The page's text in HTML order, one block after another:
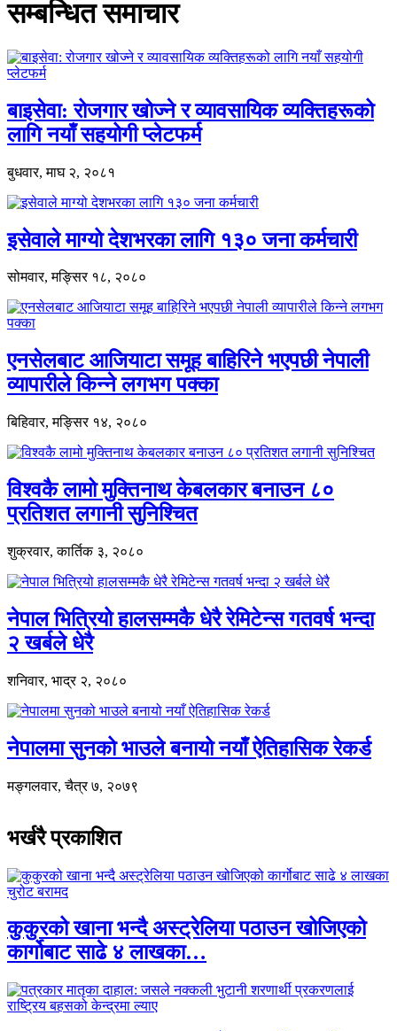
सम्बन्धित समाचार
बाइसेवा: रोजगार खोज्ने र व्यावसायिक व्यक्तिहरूको
लागि नयाँ सहयोगी प्लेटफर्म
बुधवार, माघ २, २०८१
इसेवाले माग्यो देशभरका लागि १३० जना कर्मचारी
सोमवार, मङ्सिर १८, २०८०
एनसेलबाट आजियाटा समूह बाहिरिने भएपछी नेपाली
व्यापारीले किन्ने लगभग पक्का
बिहिवार, मङ्सिर १४, २०८०
विश्वकै लामो मुक्तिनाथ केबलकार बनाउन ८०
प्रतिशत लगानी सुनिश्चित
शुक्रवार, कार्तिक ३, २०८०
नेपाल भित्रियो हालसम्मकै धेरै रेमिटेन्स गतवर्ष भन्दा
२ खर्बले धेरै
शनिवार, भाद्र २, २०८०
नेपालमा सुनको भाउले बनायो नयाँ ऐतिहासिक रेकर्ड
मङ्गलवार, चैत्र ७, २०७९
भर्खरै प्रकाशित
कुकुरको खाना भन्दै अस्ट्रेलिया पठाउन खोजिएको
कार्गोबाट साढे ४ लाखका…